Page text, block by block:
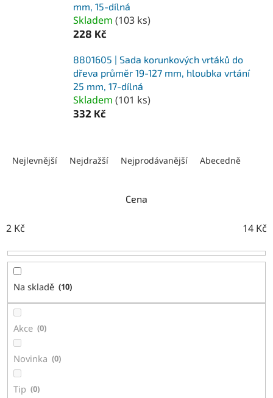
mm, 15-dílná
Skladem (103 ks)
228 Kč
8801605 | Sada korunkových vrtáků do
dřeva průměr 19-127 mm, hloubka vrtání
25 mm, 17-dílná
Skladem (101 ks)
332 Kč
p
o
d
t
Nejlevnější Nejdražší Nejprodávanější Abecedně
Cena
2 Kč 14 Kč
Na skladě 10
Akce 0
Novinka 0
Tip 0